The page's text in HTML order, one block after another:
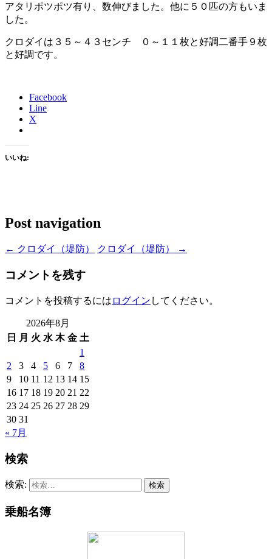
アタリポツポツ有り、数伸びました。他に５０匹の方もいま
した。
クロダイは３５～４３センチ ０～１１枚と好調二番手９枚
と好調です。
Facebook
Line
X
いいね:
Post navigation
← クロダイ（堤防） クロダイ（堤防） →
コメントを残す
コメントを投稿するには ログイン してください。
2026年8月
日
月 火 水 木 金 土
1
2
3 4 5 6 7
8
9
10 11 12 13 14 15
16 17 18 19 20 21 22
23 24 25 26 27 28 29
30 31
« 7月
検索
検索:
乗船名簿